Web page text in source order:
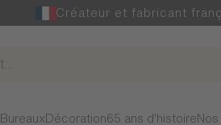
Créateur et fabricant
Bureaux Décoration65 ans d'histoire